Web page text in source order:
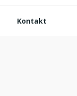
Kontakt